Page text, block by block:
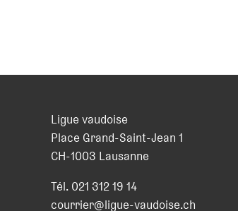
Ligue vaudoise
Place Grand-Saint-Jean 1
CH-1003 Lausanne
Tél.021 312 19 14
courrier@ligue-vaudoise.ch